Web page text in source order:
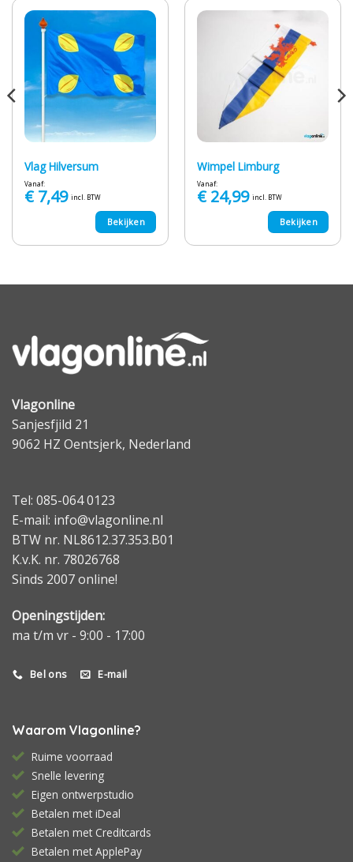
Vlag Hilversum
Vanaf:
€7,49 incl. BTW
Bekijken
Wimpel Limburg
Vanaf:
€24,99 incl. BTW
Bekijken
Vlagonline
Sanjesfjild 21
9062 HZ Oentsjerk, Nederland
Tel: 085-064 0123
E-mail: info@vlagonline.nl
BTW nr. NL8612.37.353.B01
K.v.K. nr. 78026768
Sinds 2007 online!
Openingstijden:
ma t/m vr - 9:00 - 17:00
Bel ons E-mail
Waarom Vlagonline?
Ruime voorraad
Snelle levering
Eigen ontwerpstudio
Betalen met iDeal
Betalen met Creditcards
Betalen met ApplePay